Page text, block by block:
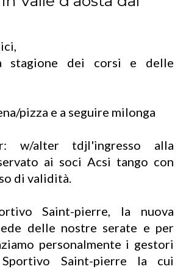
stagione dei corsi e delle
pizza e a seguire milonga
w/alter tdjl'ingresso alla
ai soci Acsi tango con
di validità.
Saint-pierre, la nuova
delle nostre serate e per
personalmente i gestori
Saint-pierre la cui